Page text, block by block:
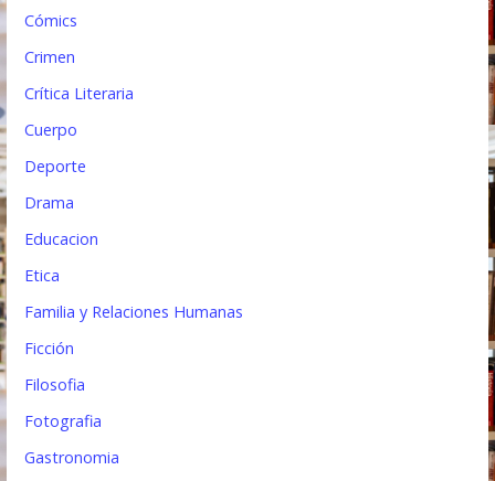
Cómics
Crimen
Crítica Literaria
Cuerpo
Deporte
Drama
Educacion
Etica
Familia y Relaciones Humanas
Ficción
Filosofia
Fotografia
Gastronomia